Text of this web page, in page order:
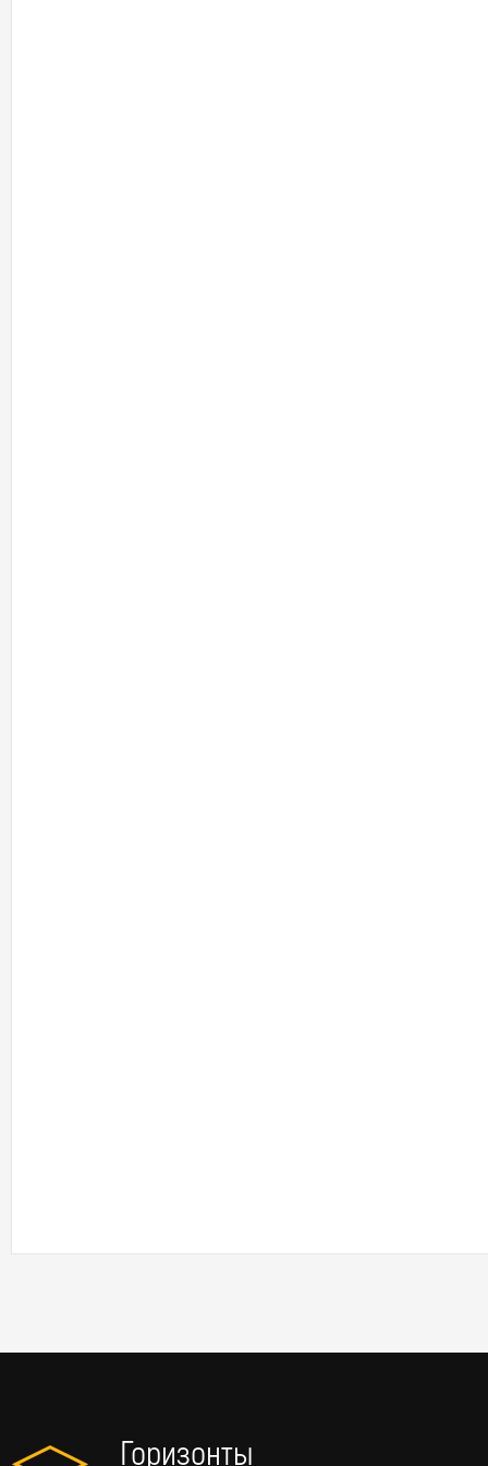
Горизонты